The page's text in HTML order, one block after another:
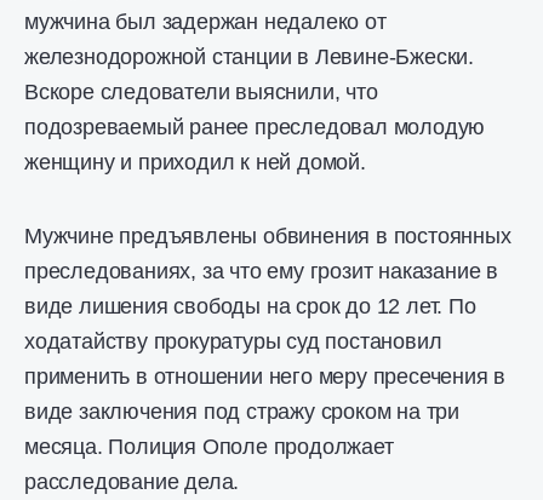
мужчина был задержан недалеко от
железнодорожной станции в Левине-Бжески.
Вскоре следователи выяснили, что
подозреваемый ранее преследовал молодую
женщину и приходил к ней домой.
Мужчине предъявлены обвинения в постоянных
преследованиях, за что ему грозит наказание в
виде лишения свободы на срок до 12 лет. По
ходатайству прокуратуры суд постановил
применить в отношении него меру пресечения в
виде заключения под стражу сроком на три
месяца. Полиция Ополе продолжает
расследование дела.